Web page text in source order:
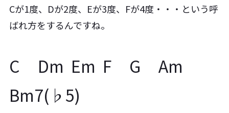
Cが1度、Dが2度、Eが3度、Fが4度・・・という呼
ばれ方をするんですね。
C Dm Em F G Am
Bm7(♭5)